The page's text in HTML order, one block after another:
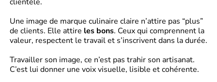
Une image de marque culinaire claire n’attire pas “plus”
de clients. Elle attire les bons. Ceux qui comprennent la
valeur, respectent le travail et s’inscrivent dans la durée.
Travailler son image, ce n’est pas trahir son artisanat.
C’est lui donner une voix visuelle, lisible et cohérente.